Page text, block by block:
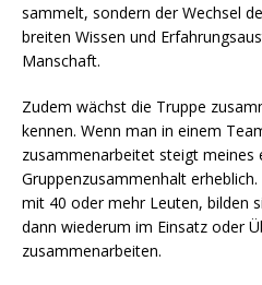
sammelt, sondern der Wechsel
breiten Wissen und
Manschaft.
Zudem wächst die Truppe
kennen. Wenn man in einem
zusammenarbeitet steigt meines
Gruppenzusammenhalt
mit 40 oder mehr Leuten, bilden
dann wiederum im Einsatz oder
zusammenarbeiten.